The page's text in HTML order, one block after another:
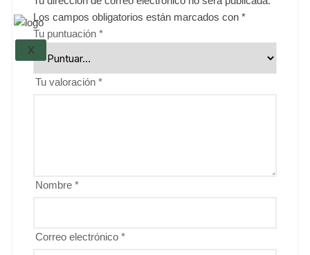
X
Los campos obligatorios están marcados con*
Tu puntuación*
Tu valoración*
Nombre*
Correo electrónico*